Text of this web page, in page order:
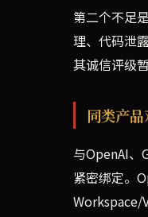
第二个不足
理、代码泄
其诚信评级
同类产
与OpenAI
紧密绑定。
Workspace/